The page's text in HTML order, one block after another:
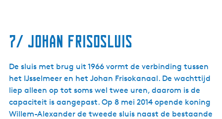
7/ Johan Frisosluis
De sluis met brug uit 1966 vormt de verbinding tussen
het IJsselmeer en het Johan Frisokanaal. De wachttijd
liep alleen op tot soms wel twee uren, daarom is de
capaciteit is aangepast. Op 8 mei 2014 opende koning
Willem-Alexander de tweede sluis naast de bestaande